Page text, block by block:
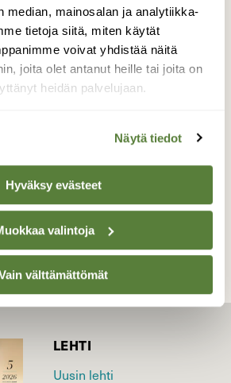
median, mainosalan ja analytiikka-
tietoja siitä, miten käytät
voivat yhdistää näitä
joita olet antanut heille tai joita on
heidän palvelujaan.
Näytä tiedot
Hyväksy evästeet
valintoja
välttämättömät
kauniimpi lintu...
LISTAAN
LEHTI
Uusin lehti